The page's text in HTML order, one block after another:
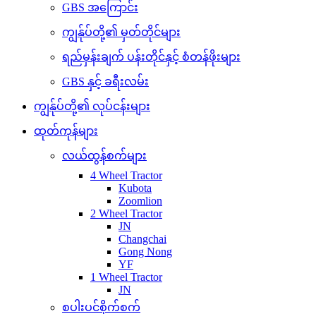
GBS အကြောင်း
ကျွန်ုပ်တို့၏ မှတ်တိုင်များ
ရည်မှန်းချက် ပန်းတိုင်နှင့် စံတန်ဖိုးများ
GBS နှင့် ခရီးလမ်း
ကျွန်ုပ်တို့၏ လုပ်ငန်းများ
ထုတ်ကုန်များ
လယ်ထွန်စက်များ
4 Wheel Tractor
Kubota
Zoomlion
2 Wheel Tractor
JN
Changchai
Gong Nong
YF
1 Wheel Tractor
JN
စပါးပင်စိုက်စက်